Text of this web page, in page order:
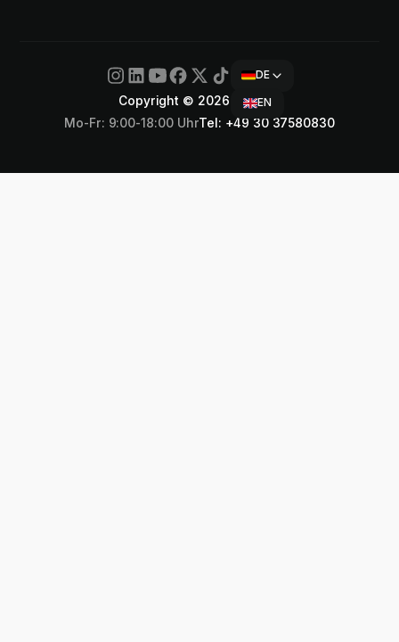
Copyright © 2026 Airteam
Mo-Fr: 9:00-18:00 UhrTel: +49 30 37580830
DE
EN